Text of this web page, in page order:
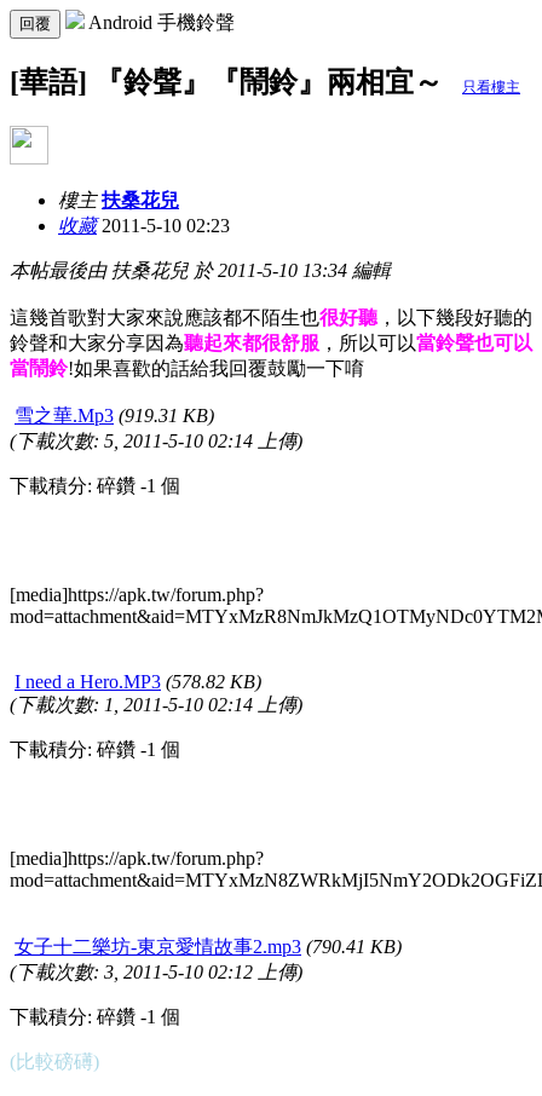
回覆 Android 手機鈴聲
[華語] 『鈴聲』『鬧鈴』兩相宜～ 只看樓主
樓主 扶桑花兒
收藏2011-5-10 02:23
本帖最後由 扶桑花兒 於 2011-5-10 13:34 編輯
這幾首歌對大家來說應該都不陌生也很好聽，以下幾段好聽的
鈴聲和大家分享因為聽起來都很舒服 ，所以可以當鈴聲也可以
當鬧鈴!如果喜歡的話給我回覆鼓勵一下唷
雪之華.Mp3 (919.31 KB)
(下載次數: 5, 2011-5-10 02:14 上傳)
下載積分: 碎鑽 -1 個
[media]https://apk.tw/forum.php?
I need a Hero.MP3 (578.82 KB)
(下載次數: 1, 2011-5-10 02:14 上傳)
下載積分: 碎鑽 -1 個
[media]https://apk.tw/forum.php?
女子十二樂坊-東京愛情故事2.mp3 (790.41 KB)
(下載次數: 3, 2011-5-10 02:12 上傳)
下載積分: 碎鑽 -1 個
(比較磅礡)